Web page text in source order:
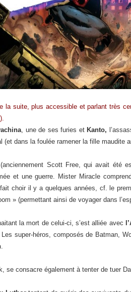
la suite, plus accessible et parlant très
, une de ses furies et Kanto,
(et dans la foulée ramener la fille maudite
(anciennement Scott Free, qui avait été
et une guerre. Mister Miracle
fait choir il y a quelques années, cf. le
» (permettant ainsi de voyager dans
la mort de celui-ci, s’est alliée avec
super-héros, composés de Batman,
.
se consacre également à tenter de tuer